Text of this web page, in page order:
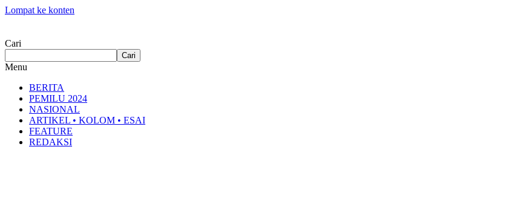
Lompat ke konten
Cari
Cari
Menu
BERITA
PEMILU 2024
NASIONAL
ARTIKEL • KOLOM • ESAI
FEATURE
REDAKSI